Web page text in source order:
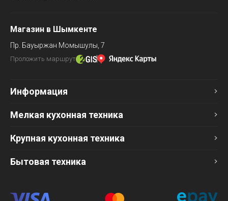
Магазин в Шымкенте
Пр. Бауыржан Момышулы, 7
Проложить маршрут
Информация
Мелкая кухонная техника
Крупная кухонная техника
Бытовая техника